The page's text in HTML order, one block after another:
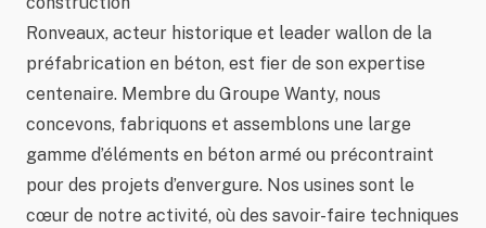
Ronveaux, acteur historique et leader wallon de la
préfabrication en béton, est fier de son expertise
centenaire. Membre du Groupe Wanty, nous
concevons, fabriquons et assemblons une large
gamme d’éléments en béton armé ou précontraint
pour des projets d’envergure. Nos usines sont le
cœur de notre activité, où des savoir-faire techniques